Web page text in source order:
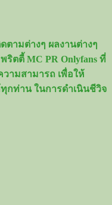
ตามต่างๆ ผลงานต่างๆ
ริตตี้ MC PR Onlyfans ที่
วามสามารถ เพื่อให้
กท่าน ในการดำเนินชีวิจ